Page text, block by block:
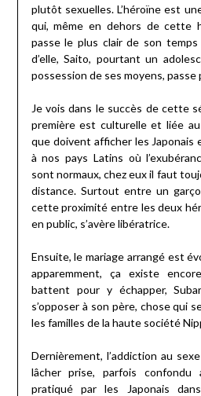
plutôt sexuelles. L’héroïne est
qui, même en dehors de cette
passe le plus clair de son
d’elle, Saito, pourtant un
possession de ses moyens,
Je vois dans le succès de cette
première est culturelle et liée
que doivent afficher les Japonais
à nos pays Latins où
sont normaux, chez eux il faut
distance. Surtout entre un
cette proximité entre les deux
en public, s’avère libératrice.
Ensuite, le mariage arrangé est
apparemment, ça existe
battent pour y échapper,
s’opposer à son père, chose qui
les familles de la haute société
Dernièrement, l’addiction au
lâcher prise, parfois confondu
pratiqué par les Japonais